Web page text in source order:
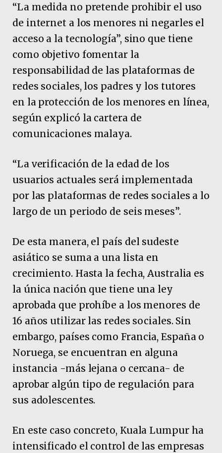
“La medida no pretende prohibir el uso
de internet a los menores ni negarles el
acceso a la tecnología”, sino que tiene
como objetivo fomentar la
responsabilidad de las plataformas de
redes sociales, los padres y los tutores
en la protección de los menores en línea,
según explicó la cartera de
comunicaciones malaya.
“La verificación de la edad de los
usuarios actuales será implementada
por las plataformas de redes sociales a lo
largo de un periodo de seis meses”.
De esta manera, el país del sudeste
asiático se suma a una lista en
crecimiento. Hasta la fecha, Australia es
la única nación que tiene una ley
aprobada que prohíbe a los menores de
16 años utilizar las redes sociales. Sin
embargo, países como Francia, España o
Noruega, se encuentran en alguna
instancia -más lejana o cercana- de
aprobar algún tipo de regulación para
sus adolescentes.
En este caso concreto, Kuala Lumpur ha
intensificado el control de las empresas